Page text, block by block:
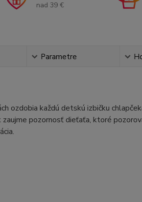
nad 39 €
Parametre
ozdobia každú detskú izbičku
zaujme pozornosť dieťaťa, ktoré